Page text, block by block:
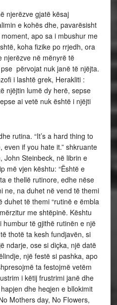
njerëzve gjatë kësaj
e kohës dhe, pavarësisht
apo sa i mbushur me
koha fizike po rrjedh, ora
njerëzve në mënyrë të
përvojat nuk janë të njëjta.
i lashtë grek, Herakliti :
njëjtin lumë dy herë, sepse
ai vetë nuk është i njëjti
rutina. “It’s a hard thing to
even if you hate it.” shkruante
John Steinbeck, në librin e
më vjen kështu: “Është e
e thellë rutinore, edhe nëse
na duhet në vend të themi
duhet të themi “rutinë e ëmbla
me shtëpinë. Kështu
të gjithë rutinën e një
thotë ta kesh fundjavën, si
ndarje, ose si diçka, një datë
një festë si pashka, apo
ta festojmë vetëm
i këtij frustrimi janë dhe
dhe heqjen e bllokimit
Mothers day, No Flowers,